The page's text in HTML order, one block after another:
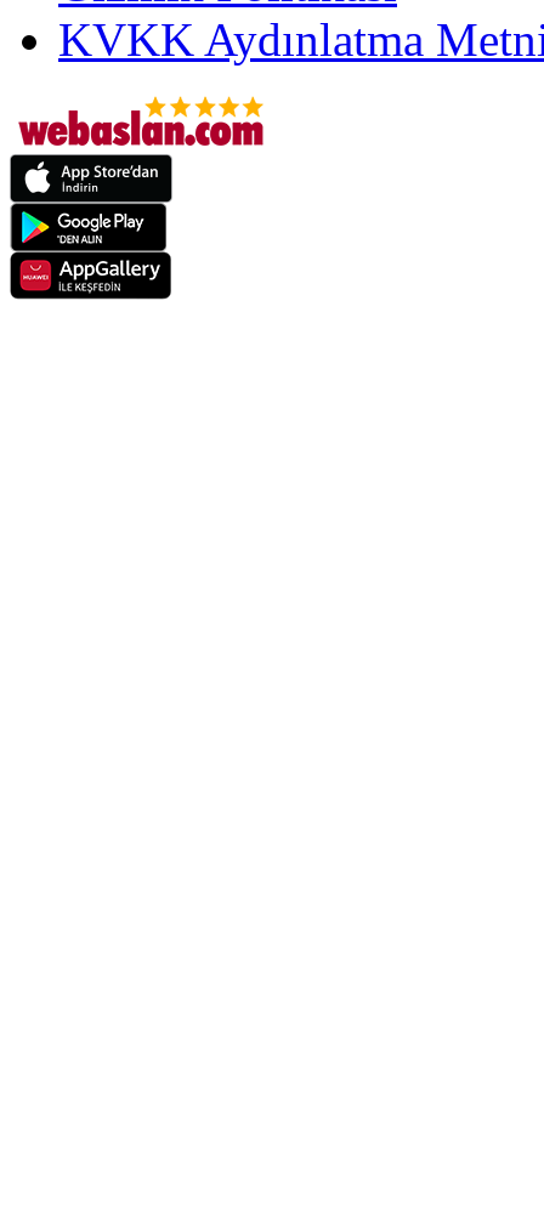
KVKK Aydınlatma